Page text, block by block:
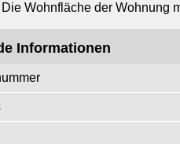
Wohnfläche der Wohnung
Informationen